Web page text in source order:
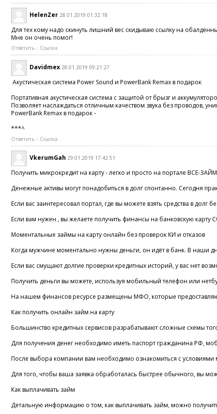
HelenZer 28.01.2019 01:32:18
Для тех кому надо скинуть лишний вес скидываю ссылку на
Мне он очень помог!
Ответить Ссылка
Davidmex 28.01.2019 09:21:27
Акустическая система Power Sound и PowerBank Remax в подарок
Портативная акустическая система с защитой от брызг и
Позволяет наслаждаться отличным качеством звука без проводов,
PowerBank Remax в подарок -
***^
Ответить Ссылка
VkerumGah 29.01.2019 17:42:51
Получить микрокредит на карту - легко и просто на портале ВСЕ-
Денежные активы могут понадобиться в долг спонтанно. Сегодня
Если вас заинтересовал портал, где вы можете взять средства в
Если вам нужен , вы желаете получить финансы на банковскую карту
Моментальные займы на карту онлайн без проверок КИ и отказов
Когда мужчине моментально нужны деньги, он идёт в банк. В наши
Если вас смущают долгие проверки кредитных историй, у вас нет
Получить деньги вы можете, используя мобильный телефон или
На нашем финансов ресурсе размещены МФО, которые
Как получить онлайн займ на карту
Большинство кредитных сервисов разрабатывают сложные схемы
Для получения денег необходимо иметь паспорт гражданина РФ,
После выбора компании вам необходимо ознакомиться с условиями
Для того, чтобы ваша заявка обработалась быстрее обычного, вы
Как выплачивать займ
Детальную информацию о том, как выплачивать займ, можно